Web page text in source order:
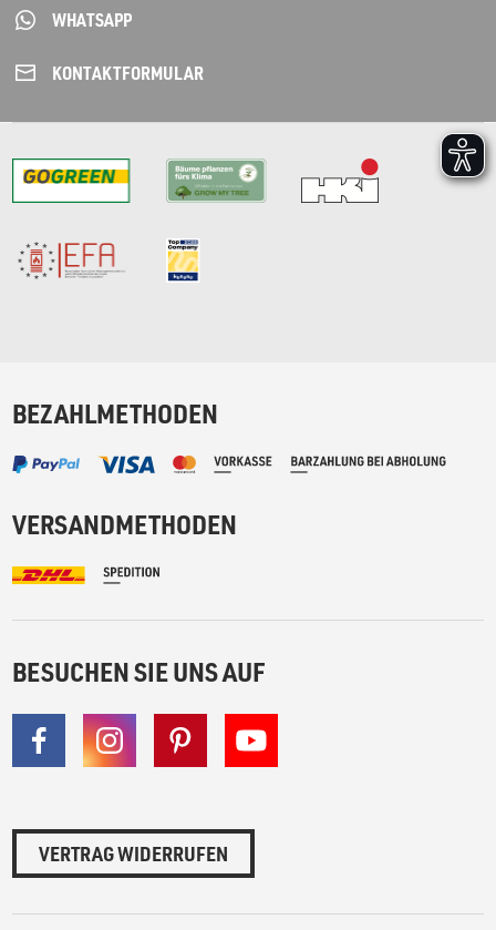
WHATSAPP
KONTAKT­FORMULAR
BEZAHLMETHODEN
VERSANDMETHODEN
BESUCHEN SIE UNS AUF
VERTRAG WIDERRUFEN